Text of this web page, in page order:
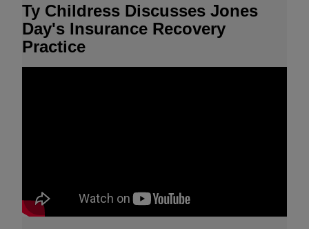
Facilities Council) 達成 50/50 比例的合資經營。
聯邦巡迴法院五人合議庭裁定 Martek Biosciences 公
在史無前例的法院爭訟後，克萊斯勒將資產售予飛雅特
(Fiat) 領導的「新克萊斯勒 (New Chrysler)」
Ty Childress Discusses Jones
Day's Insurance Recovery
Practice